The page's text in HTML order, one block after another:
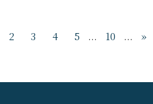
2 3 4 5 ... 10 ... »